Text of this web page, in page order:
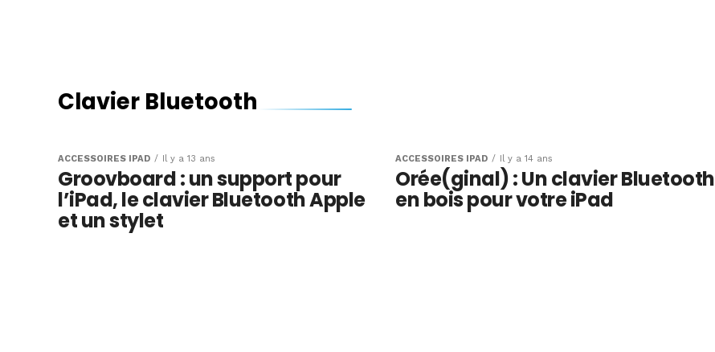
CLAVIER BLUETOOTH
de l’iPad un véritable
ordinateur avec un clavier
externe sous iOS 9
Clavier Bluetooth
ACCESSOIRES IPAD Il y a 13 ans
Groovboard : un support pour
l’iPad, le clavier Bluetooth Apple
et un stylet
ACCESSOIRES IPAD Il y a 14 ans
Orée(ginal) : Un clavier Bluetooth
en bois pour votre iPad